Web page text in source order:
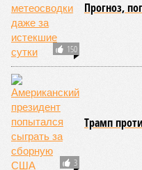
Экс-президент
Финляндии
отказался признать
Россию угрозой для
Европы
Новости smi2.ru
Версия //Конфликт
«Сказочного леса» пайщики ЖК
компании Capital Group начала